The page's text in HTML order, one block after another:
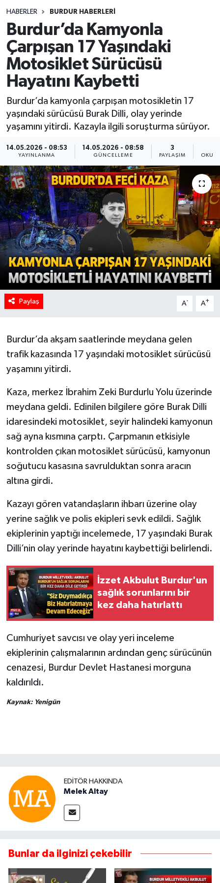
HABERLER BURDUR HABERLERİ
Burdur’da Kamyonla
Çarpışan 17 Yaşındaki
Motosiklet Sürücüsü
Hayatını Kaybetti
Burdur’da kamyonla çarpışan motosikletin 17
yaşındaki sürücüsü Burak Dilli, olay yerinde
yaşamını yitirdi. Kazayla ilgili soruşturma sürüyor.
14.05.2026 - 08:53
YAYINLANMA
14.05.2026 - 08:58
GÜNCELLEME
3
PAYLAŞIM
Paylaş A- A+
Burdur’da akşam saatlerinde meydana gelen
trafik kazasında 17 yaşındaki motosiklet sürücüsü
yaşamını yitirdi.
Kaza, merkez İbrahim Zeki Burdurlu Yolu üzerinde
meydana geldi. Edinilen bilgilere göre Burak Dilli
idaresindeki motosiklet, seyir halindeki kamyonun
sağ ayna kısmına çarptı. Çarpmanın etkisiyle
kontrolden çıkan motosiklet sürücüsü, kamyonun
soğutucu kasasına savrulduktan sonra aracın
altına girdi.
Kazayı gören vatandaşların ihbarı üzerine olay
yerine sağlık ve polis ekipleri sevk edildi. Sağlık
ekiplerinin yaptığı incelemede, 17 yaşındaki Burak
Dilli’nin olay yerinde hayatını kaybettiği belirlendi.
İzzet Akbulut Burdur'un
sağlık sorunlarını bir
kez daha hatırlattı
Cumhuriyet savcısı ve olay yeri inceleme
ekiplerinin çalışmalarının ardından genç sürücünün
cenazesi, Burdur Devlet Hastanesi morguna
kaldırıldı.
Kaynak: Yenigün
EDITÖR HAKKINDA
Melek Altay
Bunlar da ilginizi çekebilir
Spor
Tebrik